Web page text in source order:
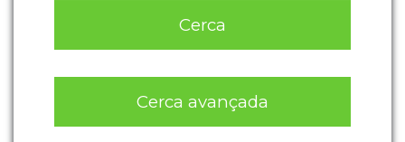
Cerca
Cerca avançada